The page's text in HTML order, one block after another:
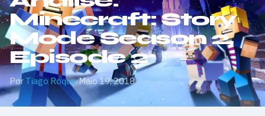
Minecraft: Story
Mode Season 2,
Episode 2
Por Tiago Roque·Maio 19, 2018